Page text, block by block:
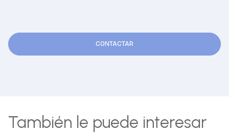
CONTACTAR
También le puede interesar